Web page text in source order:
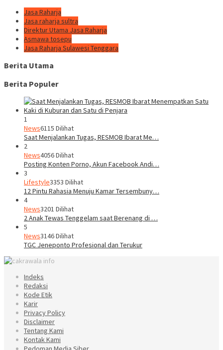
Jasa Raharja
Jasa raharja sultra
Direktur Utama Jasa Raharja
Asmawa tosepu
Jasa Raharja Sulawesi Tenggara
Berita Utama
Berita Populer
1
News6115 Dilihat
Saat Menjalankan Tugas, RESMOB Ibarat Me…
2
News4056 Dilihat
Posting Konten Porno, Akun Facebook Andi…
3
Lifestyle3353 Dilihat
12 Pintu Rahasia Menuju Kamar Tersembuny…
4
News3201 Dilihat
2 Anak Tewas Tenggelam saat Berenang di …
5
News3146 Dilihat
TGC Jeneponto Profesional dan Terukur
Indeks
Redaksi
Kode Etik
Karir
Privacy Policy
Disclaimer
Tentang Kami
Kontak Kami